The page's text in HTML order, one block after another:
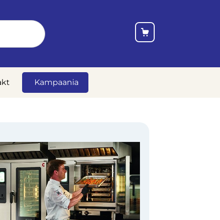
Kampaania